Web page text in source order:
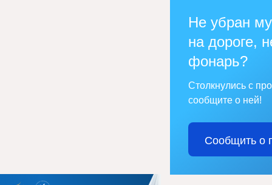
Не убран
на дороге,
фонарь?
Столкнулись с
сообщите о ней!
Сообщить о